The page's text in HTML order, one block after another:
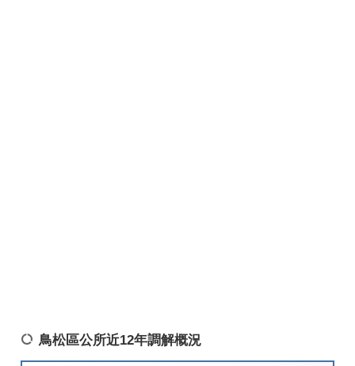
鳥松區公所近12年調解概況